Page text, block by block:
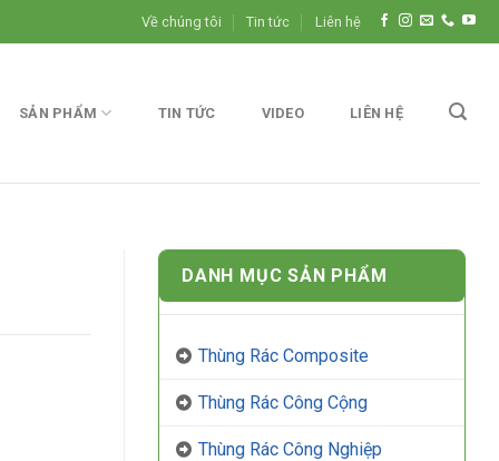
Về chúng tôi Tin tức Liên hệ
SẢN PHẨM TIN TỨC VIDEO LIÊN HỆ
DANH MỤC SẢN PHẨM
Thùng Rác Composite
Thùng Rác Công Cộng
Thùng Rác Công Nghiệp